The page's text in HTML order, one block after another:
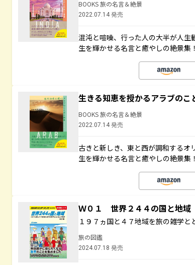
BOOKS 旅の名言＆絶景
2022.07.14 発売
混沌と喧噪、行った人の大半が人
生を輝かせる名言と癒やしの絶景集！
生きる知恵を授かるアラブのこ
BOOKS 旅の名言＆絶景
2022.07.14 発売
古きと新しき、東と西が調和する
生を輝かせる名言と癒やしの絶景集！
Ｗ０１ 世界２４４の国と地
１９７ヵ国と４７地域を旅の雑学と
旅の図鑑
2024.07.18 発売